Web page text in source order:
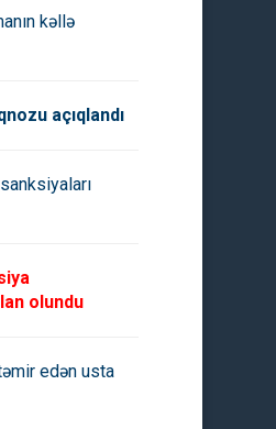
kəllə
açıqlandı
olundu
edən usta